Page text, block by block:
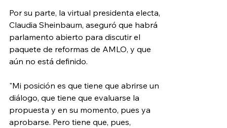
Por su parte, la virtual presidenta electa,
Claudia Sheinbaum, aseguró que habrá
parlamento abierto para discutir el
paquete de reformas de AMLO, y que
aún no está definido.
"Mi posición es que tiene que abrirse un
diálogo, que tiene que evaluarse la
propuesta y en su momento, pues ya
aprobarse. Pero tiene que, pues,